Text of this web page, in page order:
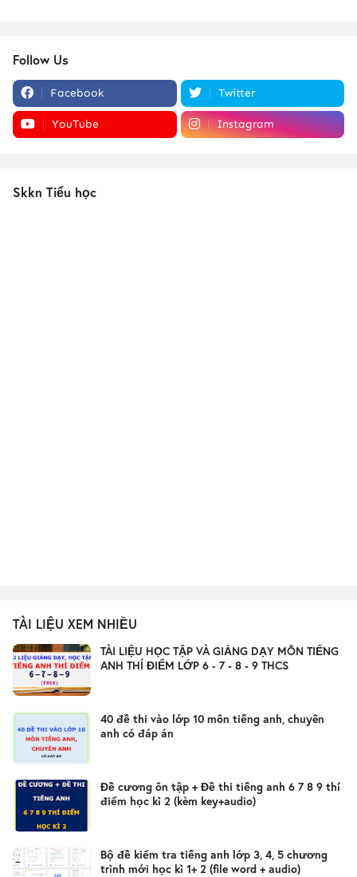
Follow Us
Facebook Twitter
YouTube Instagram
Skkn Tiểu học
TÀI LIỆU XEM NHIỀU
TÀI LIỆU HỌC TẬP VÀ GIẢNG DẠY MÔN TIẾNG
ANH THÍ ĐIỂM LỚP 6 - 7 - 8 - 9 THCS
40 đề thi vào lớp 10 môn tiếng anh, chuyên
anh có đáp án
Đề cương ôn tập + Đề thi tiếng anh 6 7 8 9 thí
điểm học kì 2 (kèm key+audio)
Bộ đề kiểm tra tiếng anh lớp 3, 4, 5 chương
trình mới học kì 1+ 2 (file word + audio)